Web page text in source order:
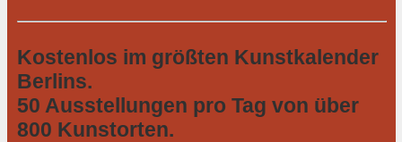
Kostenlos im größten Kunstkalender
Berlins.
50 Ausstellungen pro Tag von über
800 Kunstorten.